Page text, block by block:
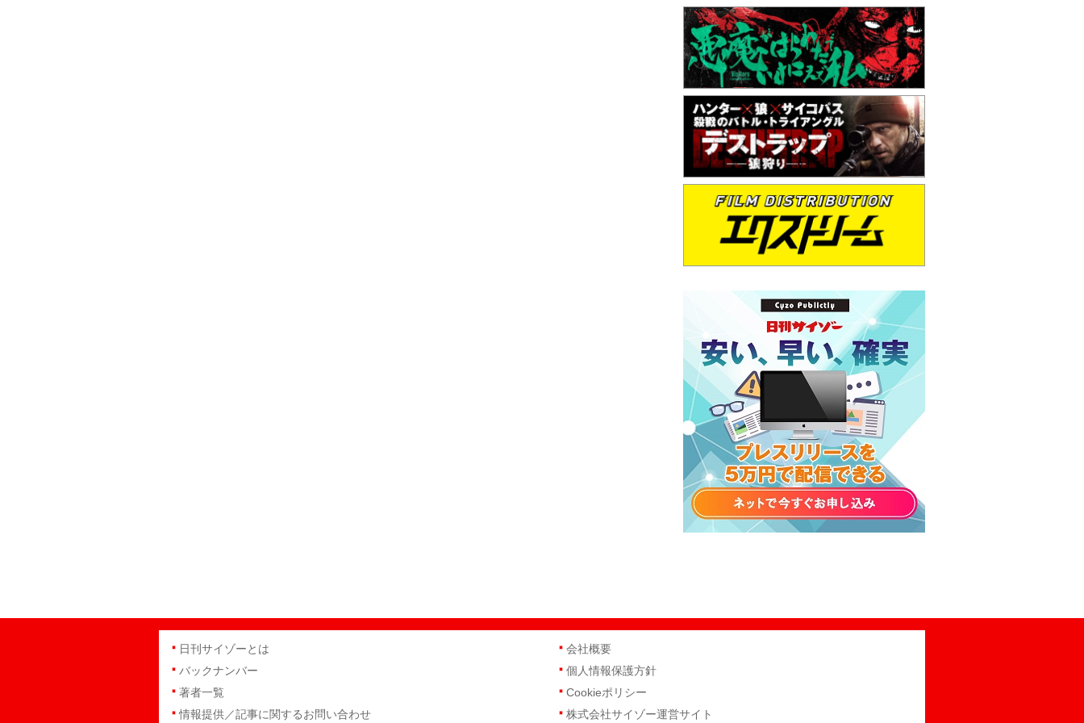
日刊サイゾーとは
バックナンバー
著者一覧
情報提供／記事に関するお問い合わせ
会社概要
個人情報保護方針
Cookieポリシー
株式会社サイゾー運営サイト